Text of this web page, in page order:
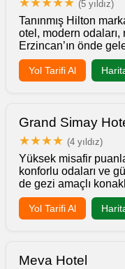
(5 yıldız)
Tanınmış Hilton
otel, modern odaları,
Erzincan’ın önde
Yol Tarifi Al
Grand Simay
★★★★ (4 yıldız)
Yüksek misafir
konforlu odaları ve
de gezi amaçlı
Yol Tarifi Al
Meva Hotel